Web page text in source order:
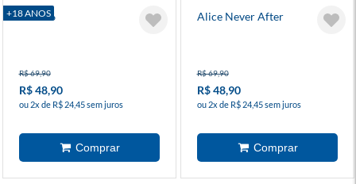
+18 ANOS
Blade 6
R$ 69,90
R$ 48,90
ou 2x de R$ 24,45 sem juros
Alice Never After
R$ 69,90
R$ 48,90
ou 2x de R$ 24,45 sem juros